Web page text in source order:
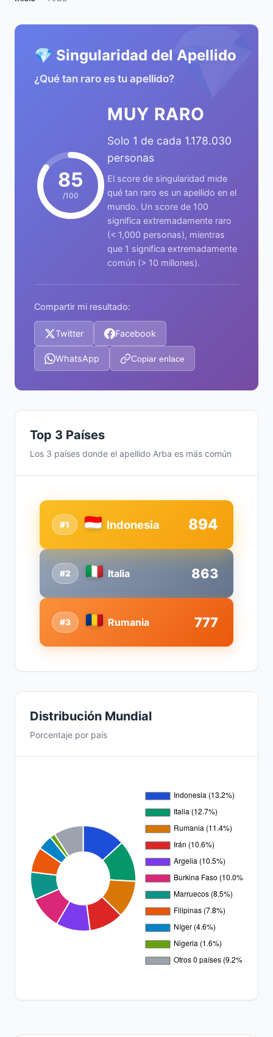
💎
💎 Singularidad del Apellido
¿Qué tan raro es tu apellido?
85
/100
MUY RARO
Solo 1 de cada 1.178.030
personas
El score de singularidad mide
qué tan raro es un apellido en el
mundo. Un score de 100
significa extremadamente raro
(< 1,000 personas), mientras
que 1 significa extremadamente
común (> 10 millones).
Compartir mi resultado:
Twitter Facebook
WhatsApp Copiar enlace
Top 3 Países
Los 3 países donde el apellido Arba es más común
#2 Italia 863
#1 Indonesia 894
#3 Rumania 777
Distribución Mundial
Porcentaje por país